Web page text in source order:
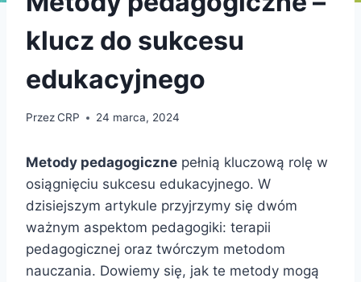
klucz do sukcesu
edukacyjnego
PrzezCRP 24 marca, 2024
Metody pedagogiczne pełnią kluczową rolę w
osiągnięciu sukcesu edukacyjnego. W
dzisiejszym artykule przyjrzymy się dwóm
ważnym aspektom pedagogiki: terapii
pedagogicznej oraz twórczym metodom
nauczania. Dowiemy się, jak te metody mogą